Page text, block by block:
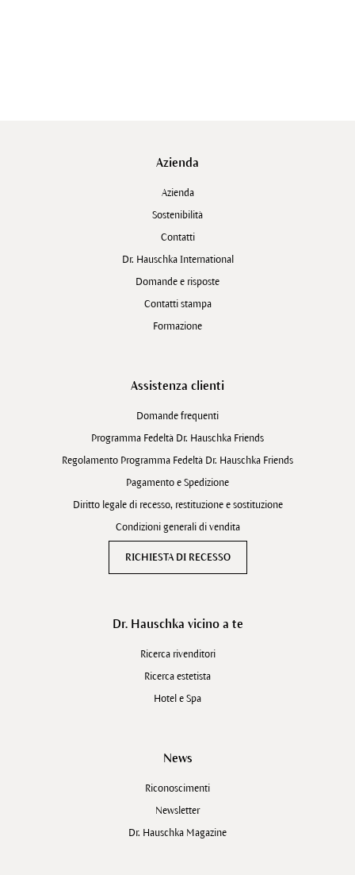
Azienda
Azienda
Sostenibilità
Contatti
Dr. Hauschka International
Domande e risposte
Contatti stampa
Formazione
Assistenza clienti
Domande frequenti
Programma Fedeltà Dr. Hauschka Friends
Regolamento Programma Fedeltà Dr. Hauschka Friends
Pagamento e Spedizione
Diritto legale di recesso, restituzione e sostituzione
Condizioni generali di vendita
RICHIESTA DI RECESSO
Dr. Hauschka vicino a te
Ricerca rivenditori
Ricerca estetista
Hotel e Spa
News
Riconoscimenti
Newsletter
Dr. Hauschka Magazine